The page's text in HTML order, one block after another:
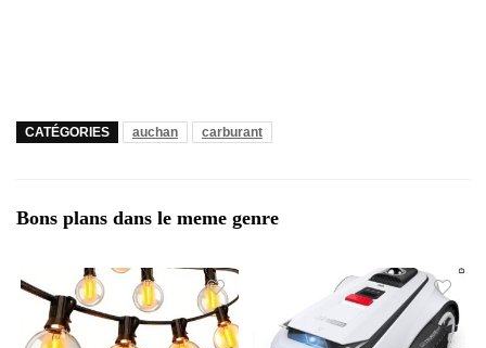
CATÉGORIES auchan carburant
Bons plans dans le meme genre